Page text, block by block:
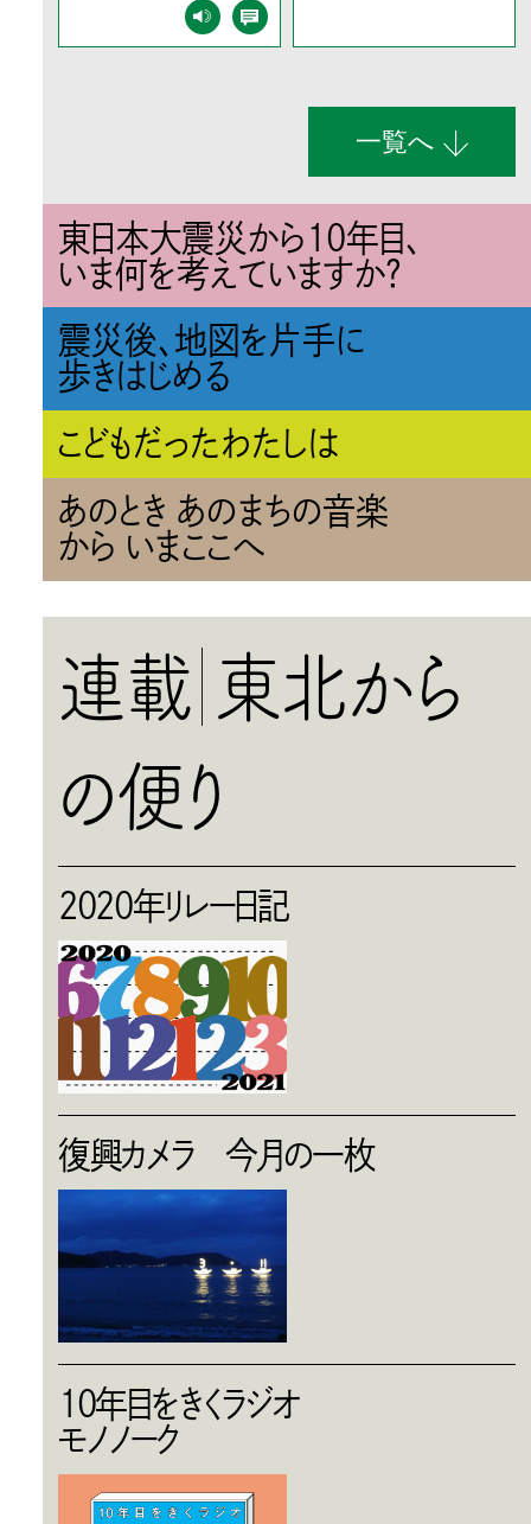
一覧へ
東日本大震災から10年目、
いま何を考えていますか？
震災後、地図を片手に
歩きはじめる
こどもだったわたしは
あのとき あのまちの音楽
から いまここへ
連載 東北から
の便り
2020年リレー日記
復興カメラ 今月の一枚
10年目をきくラジオ
モノノーク